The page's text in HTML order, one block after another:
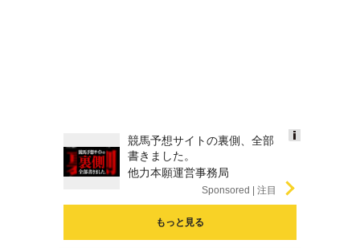
競馬予想サイトの裏側、全部
書きました。
他力本願運営事務局
Sponsored
もっと見る